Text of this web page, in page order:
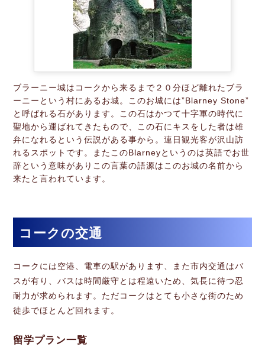
ブラーニー城はコークから来るまで２０分ほど離れたブラ
ーニーという村にあるお城。このお城には”Blarney Stone”
と呼ばれる石があります。この石はかつて十字軍の時代に
聖地から運ばれてきたもので、この石にキスをした者は雄
弁になれるという伝説がある事から。連日観光客が沢山訪
れるスポットです。またこのBlarneyというのは英語でお世
辞という意味がありこの言葉の語源はこのお城の名前から
来たと言われています。
コークの交通
コークには空港、電車の駅があります、また市内交通はバ
スが有り、バスは時間厳守とは程遠いため、気長に待つ忍
耐力が求められます。ただコークはとても小さな街のため
徒歩でほとんど回れます。
留学プラン一覧